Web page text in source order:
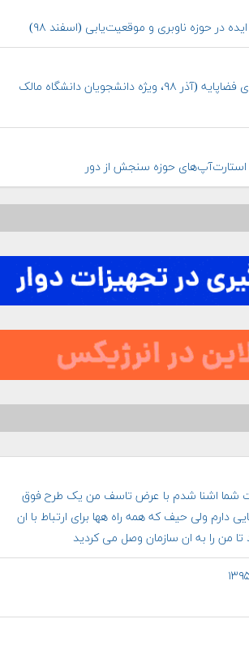
در حوزه ناوبری و موقعیت‌یابی (اسفند ۹۸)
فراخوان حمایت از کسب‌وکارهای فضاپایه (آذر ۹۸، ویژه دانشجویان دانشگاه مالک
استارت‌‌آپ‌‌های حوزه سنجش از دور
شما اشنا شدم با عرض تاسف من یک طرح فوق
دارم ولی حیف که همه راه هها برای ارتباط با ان
من را به ان سازمان وصل می کردید